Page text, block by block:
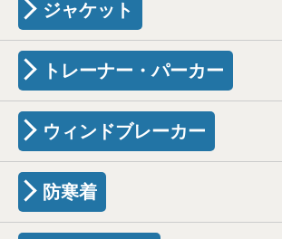
ジャケット
トレーナー・パーカー
ウィンドブレーカー
防寒着